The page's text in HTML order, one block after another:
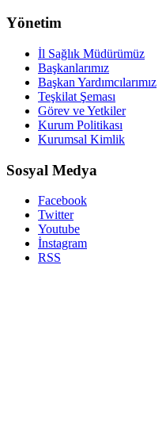
Yönetim
İl Sağlık Müdürümüz
Başkanlarımız
Başkan Yardımcılarımız
Teşkilat Şeması
Görev ve Yetkiler
Kurum Politikası
Kurumsal Kimlik
Sosyal Medya
Facebook
Twitter
Youtube
İnstagram
RSS